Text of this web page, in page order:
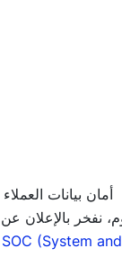
نفخر بالإعلان
SOC (System and